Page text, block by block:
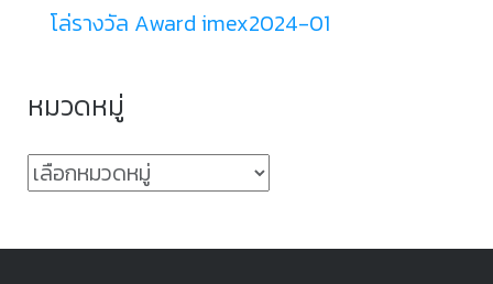
โล่รางวัล Award imex2024-01
หมวดหมู่
หมวด